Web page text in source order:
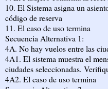
10. El Sistema asigna un
código de reserva
11. El caso de uso termina
Secuencia Alternativa 1:
4A. No hay vuelos entre las
4A1. El sistema muestra el
ciudades seleccionadas.
4A2. El caso de uso termina